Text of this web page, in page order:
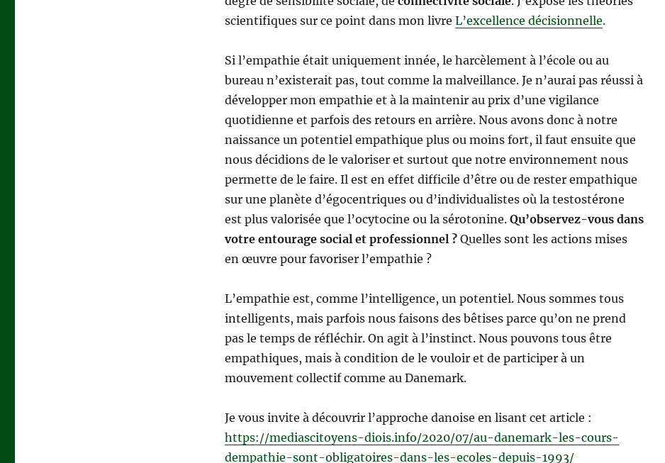
scientifiques sur ce point dans mon livre L’excellence décisionnelle.
Si l’empathie était uniquement innée, le harcèlement à l’école ou au
bureau n’existerait pas, tout comme la malveillance. Je n’aurai pas réussi à
développer mon empathie et à la maintenir au prix d’une vigilance
quotidienne et parfois des retours en arrière. Nous avons donc à notre
naissance un potentiel empathique plus ou moins fort, il faut ensuite que
nous décidions de le valoriser et surtout que notre environnement nous
permette de le faire. Il est en effet difficile d’être ou de rester empathique
sur une planète d’égocentriques ou d’individualistes où la testostérone
est plus valorisée que l’ocytocine ou la sérotonine. Qu’observez-vous dans
votre entourage social et professionnel ?Quelles sont les actions mises
en œuvre pour favoriser l’empathie ?
L’empathie est, comme l’intelligence, un potentiel. Nous sommes tous
intelligents, mais parfois nous faisons des bêtises parce qu’on ne prend
pas le temps de réfléchir. On agit à l’instinct. Nous pouvons tous être
empathiques, mais à condition de le vouloir et de participer à un
mouvement collectif comme au Danemark.
Je vous invite à découvrir l’approche danoise en lisant cet article :
https://mediascitoyens-diois.info/2020/07/au-danemark-les-cours-
dempathie-sont-obligatoires-dans-les-ecoles-depuis-1993/